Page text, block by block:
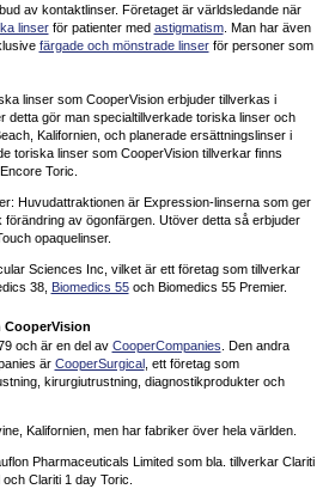
av kontaktlinser. Företaget är världsledande när
linserför patienter med astigmatism. Man har även
färgade och mönstrade linserför personer som
linser som CooperVision erbjuder tillverkas i
detta gör man specialtillverkade toriska linser och
Kalifornien, och planerade ersättningslinser i
toriska linser som CooperVision tillverkar finns
Toric.
Huvudattraktionen är Expression-linserna som ger
förändring av ögonfärgen. Utöver detta så erbjuder
opaquelinser.
Sciences Inc, vilket är ett företag som tillverkar
38,
Biomedics 55och Biomedics 55 Premier.
CooperVision
och är en del av CooperCompanies . Den andra
är CooperSurgical
, ett företag som
kirurgiutrustning, diagnostikprodukter och
Kalifornien, men har fabriker över hela världen.
Pharmaceuticals Limited som bla. tillverkar Clariti
Clariti 1 day Toric.